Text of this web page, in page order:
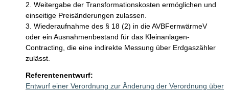
2. Weitergabe der Transformationskosten ermöglichen und
einseitige Preisänderungen zulassen.
3. Wiederaufnahme des § 18 (2) in die AVBFernwärmeV
oder ein Ausnahmenbestand für das Kleinanlagen-
Contracting, die eine indirekte Messung über Erdgaszähler
Referentenentwurf:
Entwurf einer Verordnung zur Änderung der Verordnung über